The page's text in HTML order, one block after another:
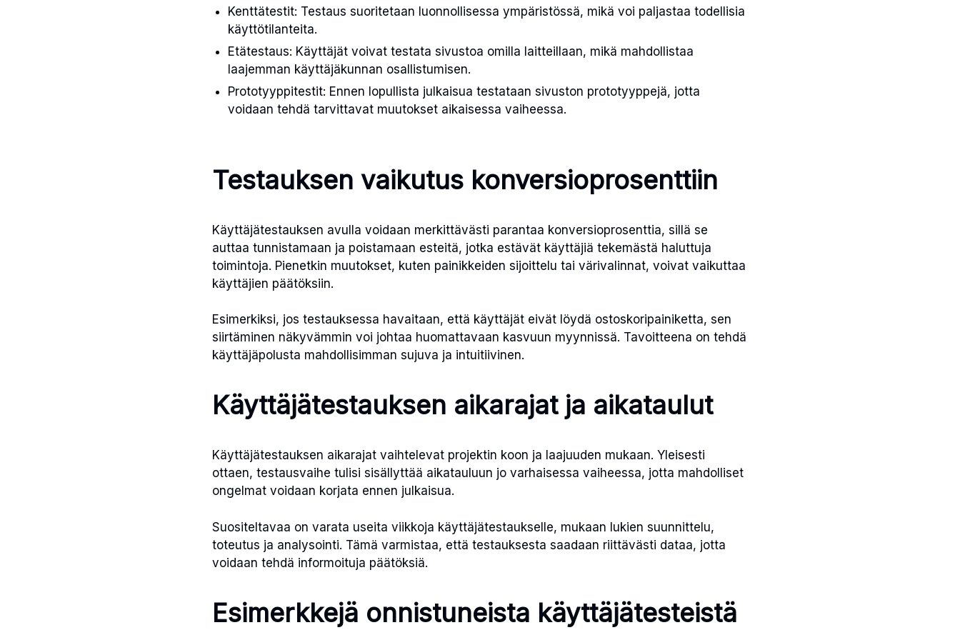
Kenttätestit: Testaus suoritetaan luonnollisessa ympäristössä, mikä voi paljastaa todellisia
käyttötilanteita.
Etätestaus: Käyttäjät voivat testata sivustoa omilla laitteillaan, mikä mahdollistaa
laajemman käyttäjäkunnan osallistumisen.
Prototyyppitestit: Ennen lopullista julkaisua testataan sivuston prototyyppejä, jotta
voidaan tehdä tarvittavat muutokset aikaisessa vaiheessa.
Testauksen vaikutus konversioprosenttiin
Käyttäjätestauksen avulla voidaan merkittävästi parantaa konversioprosenttia, sillä se
auttaa tunnistamaan ja poistamaan esteitä, jotka estävät käyttäjiä tekemästä haluttuja
toimintoja. Pienetkin muutokset, kuten painikkeiden sijoittelu tai värivalinnat, voivat vaikuttaa
käyttäjien päätöksiin.
Esimerkiksi, jos testauksessa havaitaan, että käyttäjät eivät löydä ostoskoripainiketta, sen
siirtäminen näkyvämmin voi johtaa huomattavaan kasvuun myynnissä. Tavoitteena on tehdä
käyttäjäpolusta mahdollisimman sujuva ja intuitiivinen.
Käyttäjätestauksen aikarajat ja aikataulut
Käyttäjätestauksen aikarajat vaihtelevat projektin koon ja laajuuden mukaan. Yleisesti
ottaen, testausvaihe tulisi sisällyttää aikatauluun jo varhaisessa vaiheessa, jotta mahdolliset
ongelmat voidaan korjata ennen julkaisua.
Suositeltavaa on varata useita viikkoja käyttäjätestaukselle, mukaan lukien suunnittelu,
toteutus ja analysointi. Tämä varmistaa, että testauksesta saadaan riittävästi dataa, jotta
voidaan tehdä informoituja päätöksiä.
Esimerkkejä onnistuneista käyttäjätesteistä